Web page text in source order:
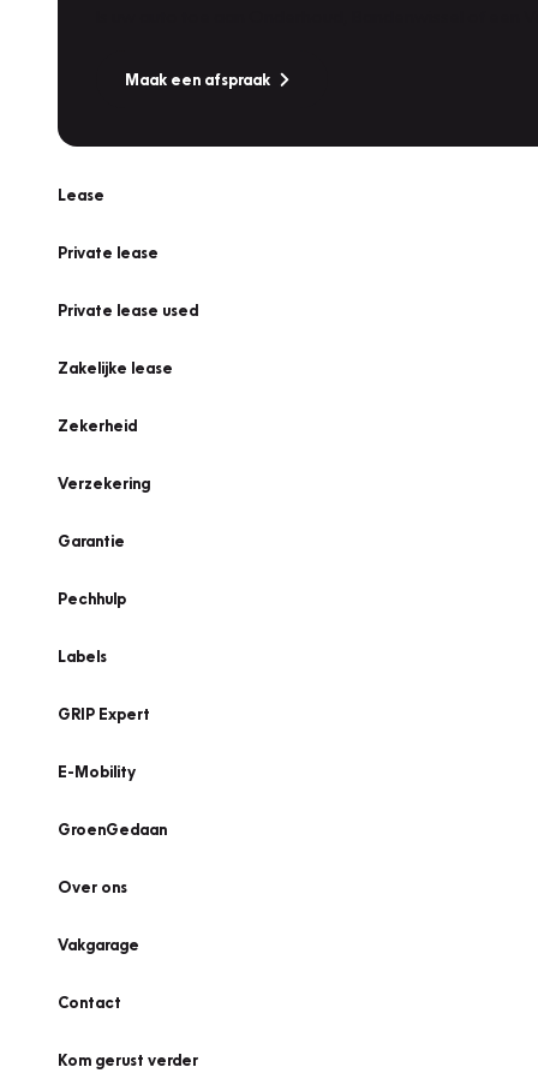
Maak een afspraak
Lease
Private lease
Private lease used
Zakelijke lease
Zekerheid
Verzekering
Garantie
Pechhulp
Labels
GRIP Expert
E-Mobility
GroenGedaan
Over ons
Vakgarage
Contact
Kom gerust verder